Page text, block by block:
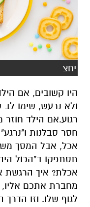
יחצ
היו קשובים, אם
ולא נרעש, שימו
רגוע.אם הילד חוזר
חסר סבלנות
אכל, אבל המסך
תסתפקו ב"הכול
אכלת? איך הרגשת
מחברת אתכם
לגוף שלו. וזו הדרך